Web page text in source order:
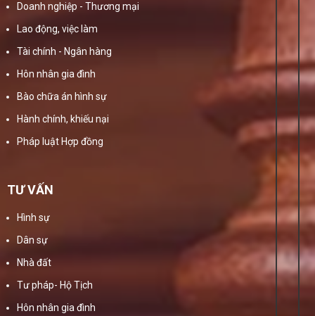
Doanh nghiệp - Thương mại
Lao động, việc làm
Tài chính - Ngân hàng
Hôn nhân gia đình
Bào chữa án hình sự
Hành chính, khiếu nại
Pháp luật Hợp đồng
TƯ VẤN
Hình sự
Dân sự
Nhà đất
Tư pháp- Hộ Tịch
Hôn nhân gia đình